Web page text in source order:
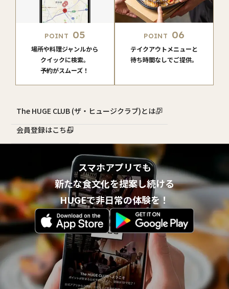
POINT 05
場所や料理ジャンルから
クイックに検索。
予約がスムーズ！
POINT 06
テイクアウトメニューと
待ち時間なしでご提供。
The HUGE CLUB (ザ・ヒュージクラブ)とは？
会員登録はこちら
スマホアプリでも
新たな食文化を提案し続ける
HUGEで非日常の体験を！